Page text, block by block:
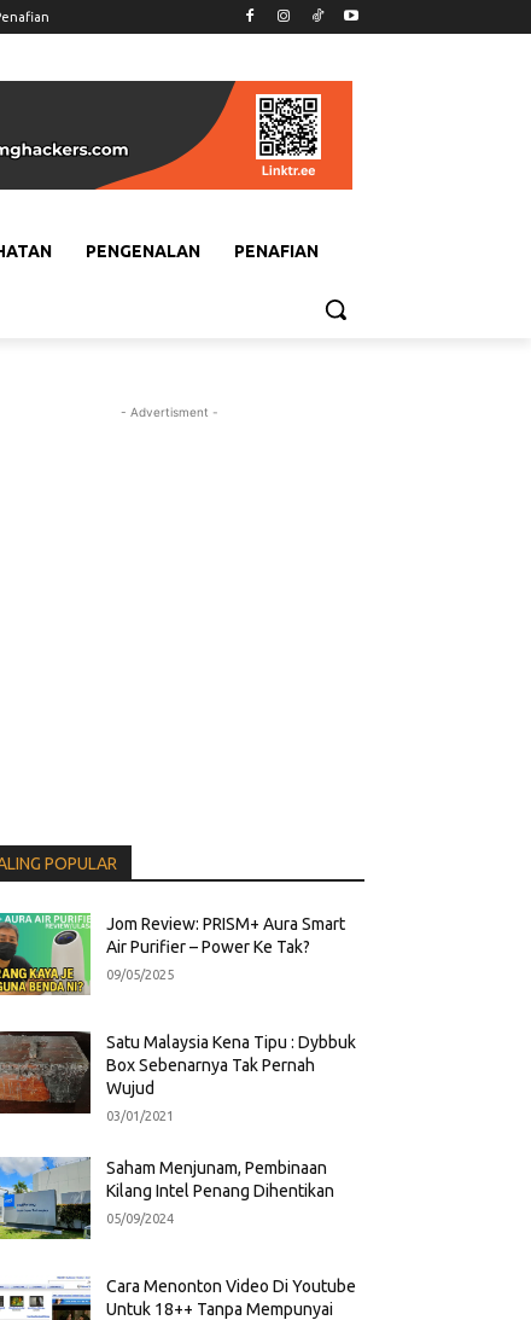
PENGENALAN PENAFIAN
- Advertisment -
POPULAR
Jom Review: PRISM+ Aura Smart
Air Purifier – Power Ke Tak?
09/05/2025
Satu Malaysia Kena Tipu : Dybbuk
Box Sebenarnya Tak Pernah
Wujud
03/01/2021
Saham Menjunam, Pembinaan
Kilang Intel Penang Dihentikan
05/09/2024
Cara Menonton Video Di Youtube
Untuk 18++ Tanpa Mempunyai